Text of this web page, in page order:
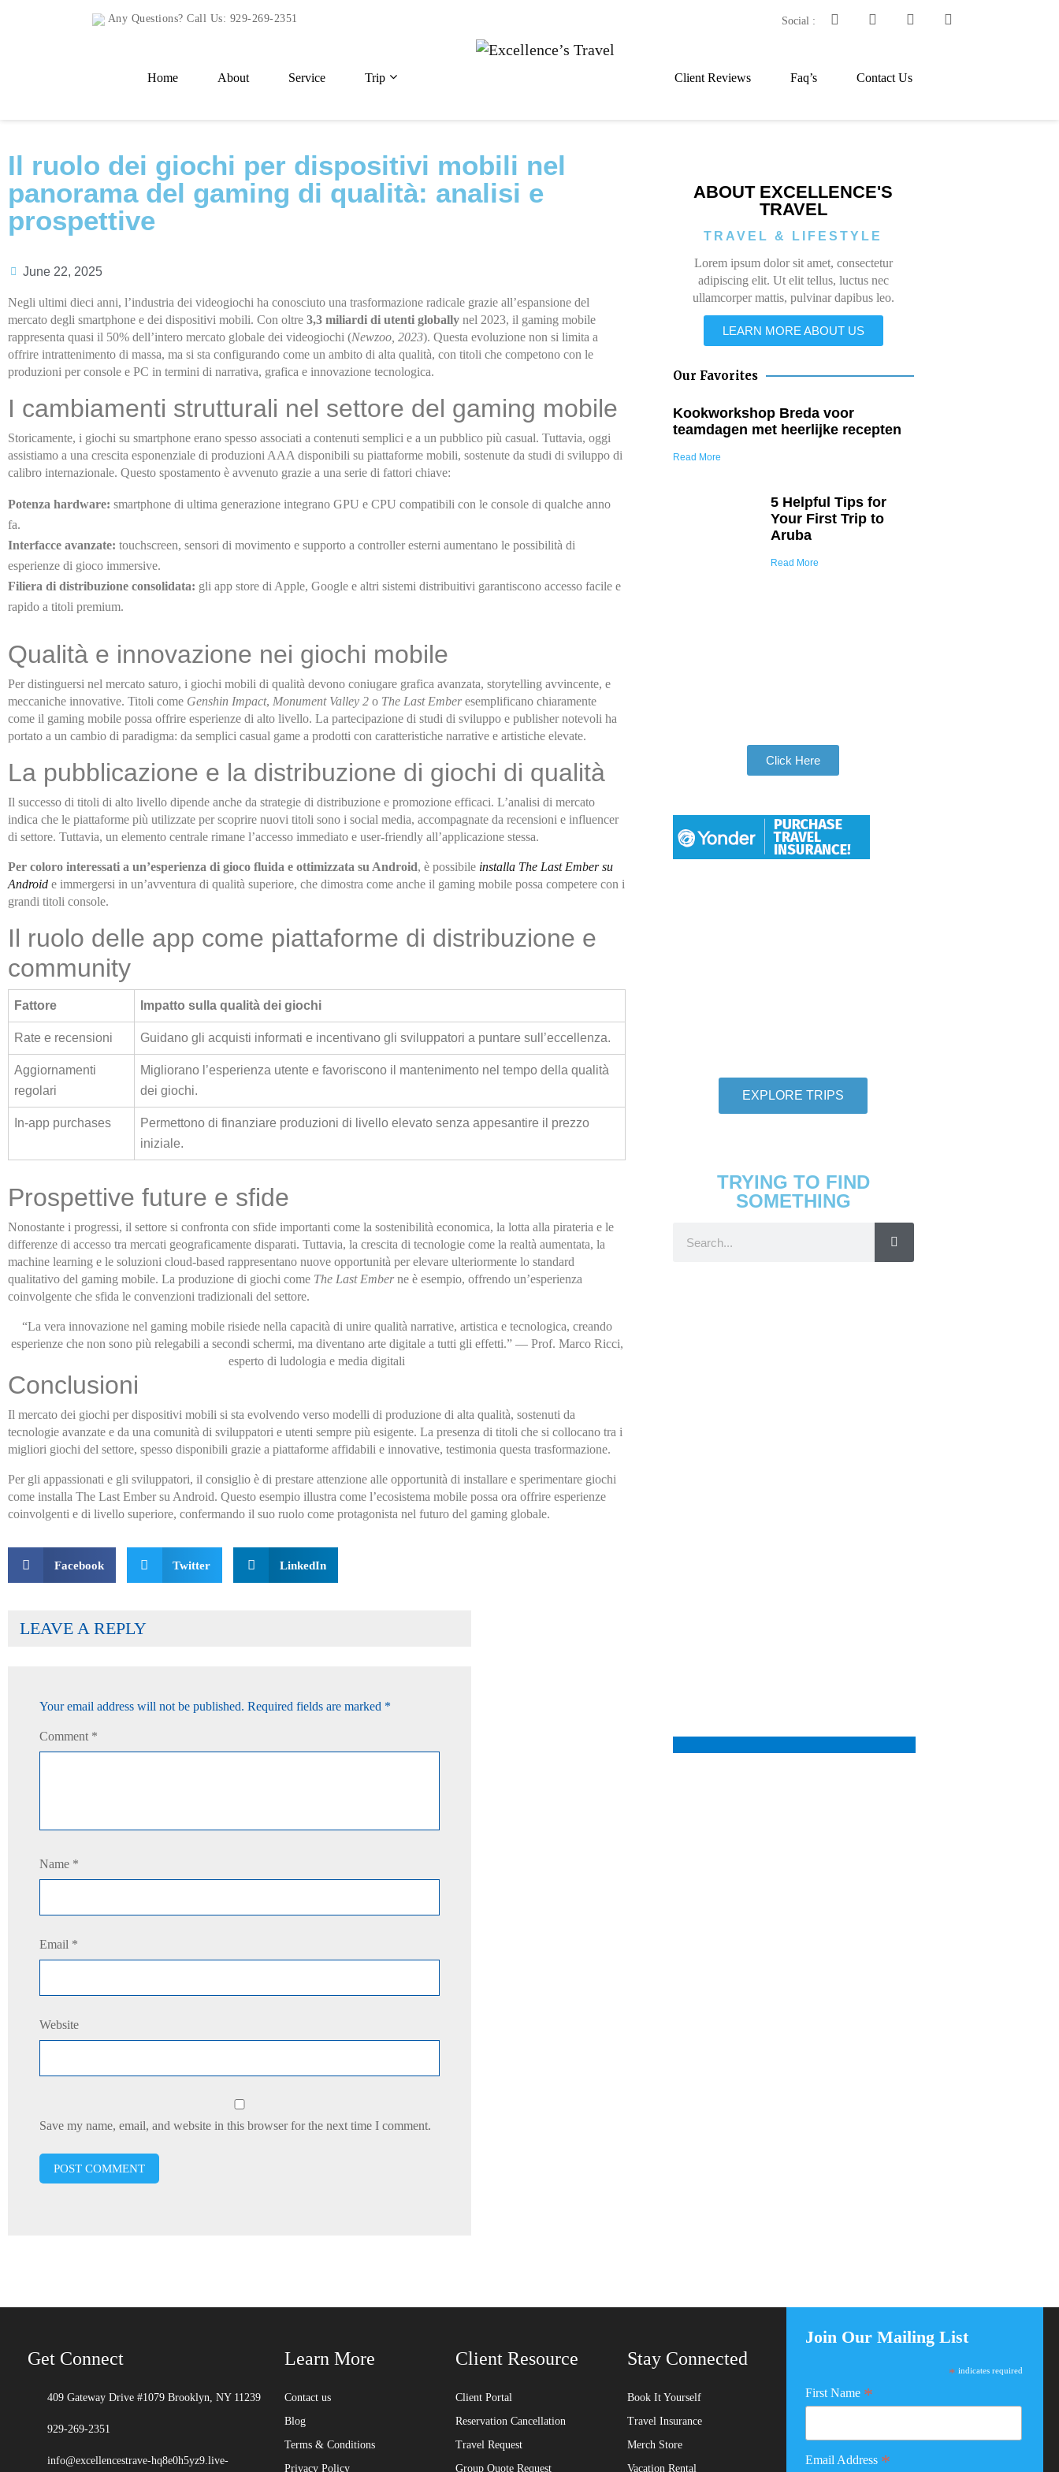
Any Questions? Call Us: 929-269-2351 Social :
Home About Service Trip Client Reviews Faq’s Contact Us
Il ruolo dei giochi per dispositivi mobili nel
panorama del gaming di qualità: analisi e
prospettive
June 22, 2025
Negli ultimi dieci anni, l’industria dei videogiochi ha conosciuto una trasformazione radicale grazie all’espansione del
mercato degli smartphone e dei dispositivi mobili. Con oltre 3,3 miliardi di utenti globally nel 2023, il gaming mobile
rappresenta quasi il 50% dell’intero mercato globale dei videogiochi (Newzoo, 2023). Questa evoluzione non si limita a
offrire intrattenimento di massa, ma si sta configurando come un ambito di alta qualità, con titoli che competono con le
produzioni per console e PC in termini di narrativa, grafica e innovazione tecnologica.
I cambiamenti strutturali nel settore del gaming mobile
Storicamente, i giochi su smartphone erano spesso associati a contenuti semplici e a un pubblico più casual. Tuttavia, oggi
assistiamo a una crescita esponenziale di produzioni AAA disponibili su piattaforme mobili, sostenute da studi di sviluppo di
calibro internazionale. Questo spostamento è avvenuto grazie a una serie di fattori chiave:
Potenza hardware: smartphone di ultima generazione integrano GPU e CPU compatibili con le console di qualche anno
fa.
Interfacce avanzate: touchscreen, sensori di movimento e supporto a controller esterni aumentano le possibilità di
esperienze di gioco immersive.
Filiera di distribuzione consolidata: gli app store di Apple, Google e altri sistemi distribuitivi garantiscono accesso facile e
rapido a titoli premium.
Qualità e innovazione nei giochi mobile
Per distinguersi nel mercato saturo, i giochi mobili di qualità devono coniugare grafica avanzata, storytelling avvincente, e
meccaniche innovative. Titoli come Genshin Impact, Monument Valley 2 o The Last Emberesemplificano chiaramente
come il gaming mobile possa offrire esperienze di alto livello. La partecipazione di studi di sviluppo e publisher notevoli ha
portato a un cambio di paradigma: da semplici casual game a prodotti con caratteristiche narrative e artistiche elevate.
La pubblicazione e la distribuzione di giochi di qualità
Il successo di titoli di alto livello dipende anche da strategie di distribuzione e promozione efficaci. L’analisi di mercato
indica che le piattaforme più utilizzate per scoprire nuovi titoli sono i social media, accompagnate da recensioni e influencer
di settore. Tuttavia, un elemento centrale rimane l’accesso immediato e user-friendly all’applicazione stessa.
Per coloro interessati a un’esperienza di gioco fluida e ottimizzata su Android, è possibile installa The Last Ember su
Android e immergersi in un’avventura di qualità superiore, che dimostra come anche il gaming mobile possa competere con i
grandi titoli console.
Il ruolo delle app come piattaforme di distribuzione e
community
Fattore Impatto sulla qualità dei giochi
Rate e recensioni Guidano gli acquisti informati e incentivano gli sviluppatori a puntare sull’eccellenza.
Aggiornamenti
regolari
Migliorano l’esperienza utente e favoriscono il mantenimento nel tempo della qualità
dei giochi.
In-app purchases
Permettono di finanziare produzioni di livello elevato senza appesantire il prezzo
iniziale.
Prospettive future e sfide
Nonostante i progressi, il settore si confronta con sfide importanti come la sostenibilità economica, la lotta alla pirateria e le
differenze di accesso tra mercati geograficamente disparati. Tuttavia, la crescita di tecnologie come la realtà aumentata, la
machine learning e le soluzioni cloud-based rappresentano nuove opportunità per elevare ulteriormente lo standard
qualitativo del gaming mobile. La produzione di giochi come The Last Emberne è esempio, offrendo un’esperienza
coinvolgente che sfida le convenzioni tradizionali del settore.
“La vera innovazione nel gaming mobile risiede nella capacità di unire qualità narrative, artistica e tecnologica, creando
esperienze che non sono più relegabili a secondi schermi, ma diventano arte digitale a tutti gli effetti.” — Prof. Marco Ricci,
esperto di ludologia e media digitali
Conclusioni
Il mercato dei giochi per dispositivi mobili si sta evolvendo verso modelli di produzione di alta qualità, sostenuti da
tecnologie avanzate e da una comunità di sviluppatori e utenti sempre più esigente. La presenza di titoli che si collocano tra i
migliori giochi del settore, spesso disponibili grazie a piattaforme affidabili e innovative, testimonia questa trasformazione.
Per gli appassionati e gli sviluppatori, il consiglio è di prestare attenzione alle opportunità di installare e sperimentare giochi
come installa The Last Ember su Android. Questo esempio illustra come l’ecosistema mobile possa ora offrire esperienze
coinvolgenti e di livello superiore, confermando il suo ruolo come protagonista nel futuro del gaming globale.
Facebook Twitter LinkedIn
LEAVE A REPLY
Your email address will not be published. Required fields are marked *
Comment *
Name *
Email *
Website
Save my name, email, and website in this browser for the next time I comment.
ABOUT EXCELLENCE'S
TRAVEL
TRAVEL & LIFESTYLE
Lorem ipsum dolor sit amet, consectetur
adipiscing elit. Ut elit tellus, luctus nec
ullamcorper mattis, pulvinar dapibus leo.
LEARN MORE ABOUT US
Our Favorites
Kookworkshop Breda voor
teamdagen met heerlijke recepten
Read More
5 Helpful Tips for
Your First Trip to
Aruba
Read More
Click Here
EXPLORE TRIPS
TRYING TO FIND
SOMETHING
Get Connect
409 Gateway Drive #1079 Brooklyn, NY 11239
929-269-2351
info@excellencestrave-hq8e0h5yz9.live-
Learn More
Contact us
Blog
Terms & Conditions
Privacy Policy
Client Resource
Client Portal
Reservation Cancellation
Travel Request
Group Quote Request
Stay Connected
Book It Yourself
Travel Insurance
Merch Store
Vacation Rental
Join Our Mailing List
* indicates required
First Name *
Email Address *